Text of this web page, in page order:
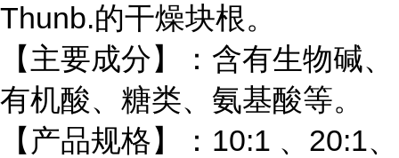
Thunb.的干燥块根。
【主要成分】：含有生物碱、
有机酸、糖类、氨基酸等。
【产品规格】：10:1 、20:1、